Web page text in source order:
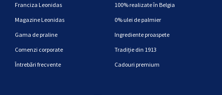
Franciza Leonidas
Magazine Leonidas
Gama de praline
Comenzi corporate
Întrebări frecvente
100% realizate în Belgia
0% ulei de palmier
Ingrediente proaspete
Tradiție din 1913
Cadouri premium